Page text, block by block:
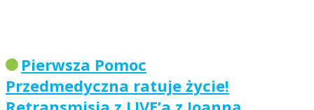
Pierwsza Pomoc
Przedmedyczna ratuje życie!